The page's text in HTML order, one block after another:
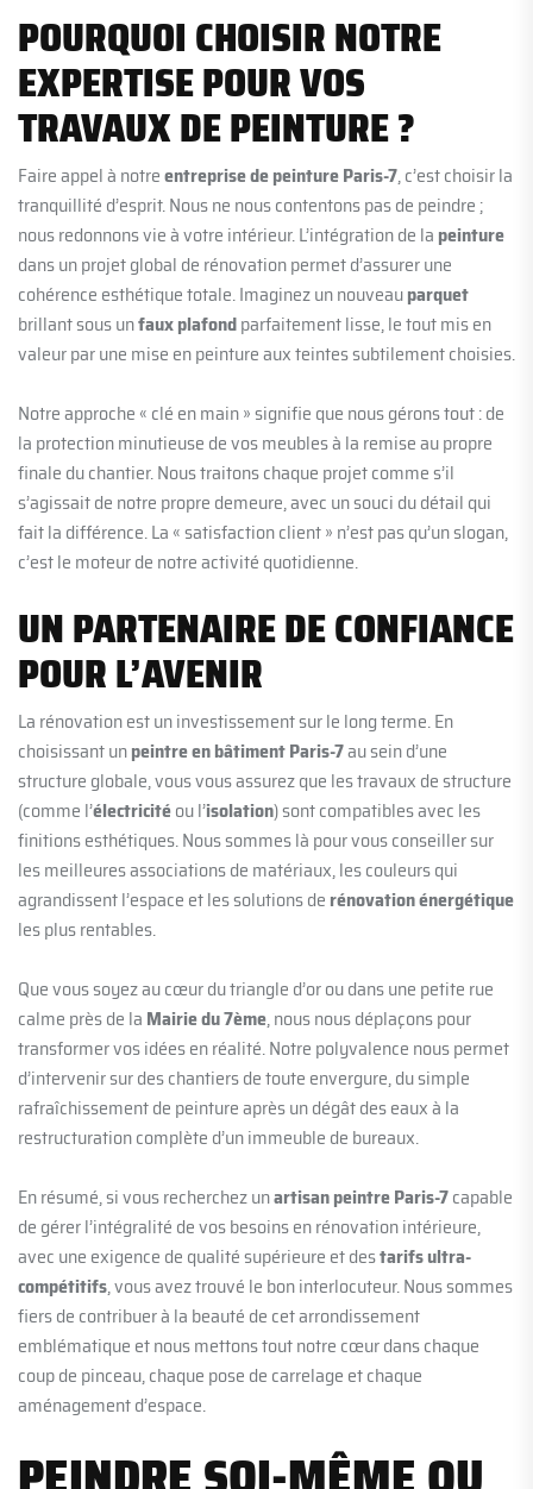
POURQUOI CHOISIR NOTRE
EXPERTISE POUR VOS
TRAVAUX DE PEINTURE ?
Faire appel à notreentreprise de peinture Paris-7, c’est choisir la
tranquillité d’esprit. Nous ne nous contentons pas de peindre ;
nous redonnons vie à votre intérieur. L’intégration de la peinture
dans un projet global de rénovation permet d’assurer une
cohérence esthétique totale. Imaginez un nouveauparquet
brillant sous unfaux plafondparfaitement lisse, le tout mis en
valeur par une mise en peinture aux teintes subtilement choisies.
Notre approche « clé en main » signifie que nous gérons tout : de
la protection minutieuse de vos meubles à la remise au propre
finale du chantier. Nous traitons chaque projet comme s’il
s’agissait de notre propre demeure, avec un souci du détail qui
fait la différence. La « satisfaction client » n’est pas qu’un slogan,
c’est le moteur de notre activité quotidienne.
UN PARTENAIRE DE CONFIANCE
POUR L’AVENIR
La rénovation est un investissement sur le long terme. En
choisissant unpeintre en bâtiment Paris-7au sein d’une
structure globale, vous vous assurez que les travaux de structure
(comme l’électricitéou l’isolation) sont compatibles avec les
finitions esthétiques. Nous sommes là pour vous conseiller sur
les meilleures associations de matériaux, les couleurs qui
agrandissent l’espace et les solutions de rénovation énergétique
les plus rentables.
Que vous soyez au cœur du triangle d’or ou dans une petite rue
calme près de la Mairie du 7ème, nous nous déplaçons pour
transformer vos idées en réalité. Notre polyvalence nous permet
d’intervenir sur des chantiers de toute envergure, du simple
rafraîchissement de peinture après un dégât des eaux à la
restructuration complète d’un immeuble de bureaux.
En résumé, si vous recherchez unartisan peintre Paris-7capable
de gérer l’intégralité de vos besoins en rénovation intérieure,
avec une exigence de qualité supérieure et destarifs ultra-
compétitifs, vous avez trouvé le bon interlocuteur. Nous sommes
fiers de contribuer à la beauté de cet arrondissement
emblématique et nous mettons tout notre cœur dans chaque
coup de pinceau, chaque pose de carrelage et chaque
aménagement d’espace.